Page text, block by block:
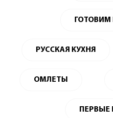
ГОТОВИМ
РУССКАЯ КУХНЯ
ОМЛЕТЫ